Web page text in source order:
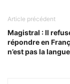
Article précédent
Magistral : Il
répondre en
n’est pas la